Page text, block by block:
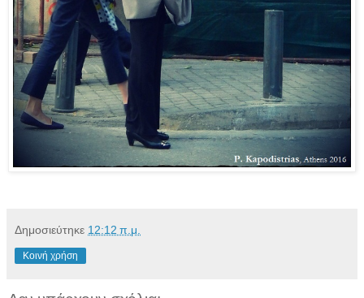
Δημοσιεύτηκε 12:12 π.μ.
Κοινή χρήση